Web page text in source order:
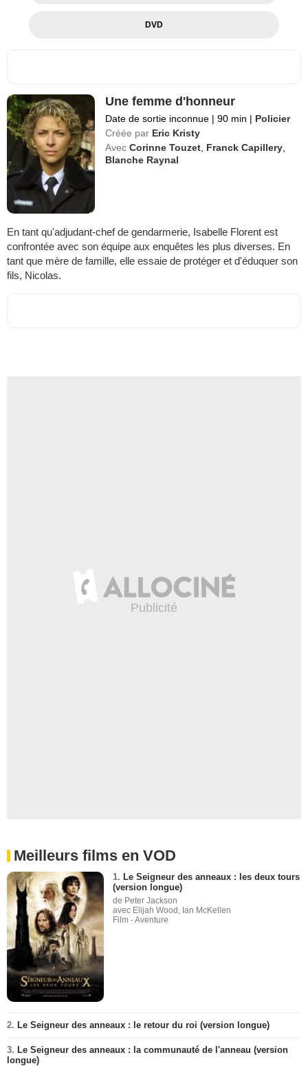
DVD
Une femme d'honneur
Date de sortie inconnue | 90 min | Policier
Créée par Eric Kristy
Avec Corinne Touzet Franck Capillery
Blanche Raynal
En tant qu'adjudant-chef de gendarmerie, Isabelle Florent est
confrontée avec son équipe aux enquêtes les plus diverses. En
tant que mère de famille, elle essaie de protéger et d'éduquer son
fils, Nicolas.
Meilleurs films en VOD
1. Le Seigneur des anneaux : les deux tours
(version longue)
de Peter Jackson
avec Elijah Wood, Ian McKellen
Film - Aventure
2. Le Seigneur des anneaux : le retour du roi (version longue)
3. Le Seigneur des anneaux : la communauté de l'anneau (version
longue)